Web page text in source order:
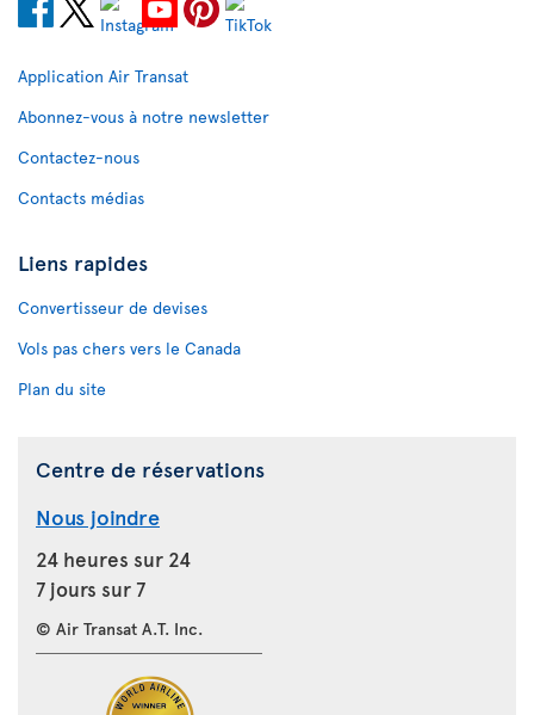
Application Air Transat
Abonnez-vous à notre newsletter
Contactez-nous
Contacts médias
Liens rapides
Convertisseur de devises
Vols pas chers vers le Canada
Plan du site
Centre de réservations
Nous joindre
24 heures sur 24
7 jours sur 7
© Air Transat A.T. Inc.